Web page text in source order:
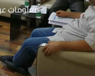
معلومات